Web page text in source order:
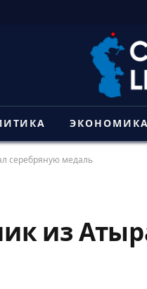
ЭКОНОМИКА
серебряную медаль
из